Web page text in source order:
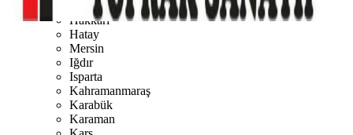
Gümüşhane
Hakkari
Hatay
Mersin
Iğdır
Isparta
Kahramanmaraş
Karabük
Karaman